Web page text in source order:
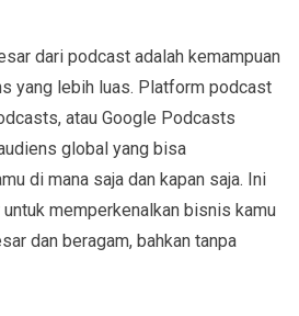
dari podcast adalah kemampuan
yang lebih luas. Platform podcast
atau Google Podcasts
global yang bisa
di mana saja dan kapan saja. Ini
memperkenalkan bisnis kamu
dan beragam, bahkan tanpa